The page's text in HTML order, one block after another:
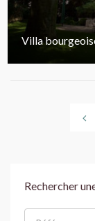
Villa
Rechercher